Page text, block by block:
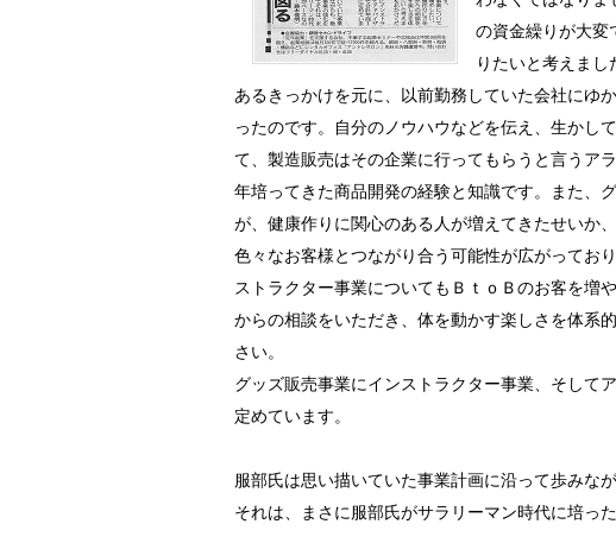
の資金繰りが大変
りたいと考えまし
あるきっかけを元に、以前勤務していた会社にゆ
ったのです。自分のノウハウなどを伝え、生かし
て、製造販売はその企業に行ってもらうと言うア
年培ってきた商品開発の経験と知識です。また、
が、健康作りに関心のある人が増えてきたせいか
色々なお客様とつながり合う可能性が広がってお
ストラクター事業についてもＢｔｏＢのお客を増
からの相談をいただき、体を動かす楽しさを体系
さい。
グッズ販売事業にインストラクター事業、そして
定めています。
服部氏は思い描いていた事業計画に沿って歩みな
それは、まさに服部氏がサラリーマン時代に培っ